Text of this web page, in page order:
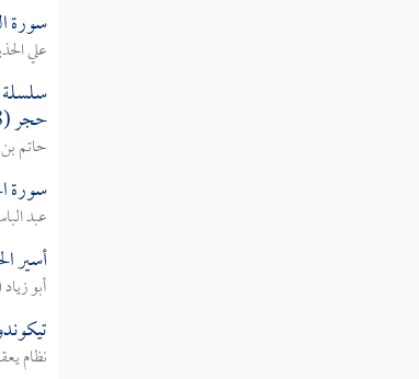
سورة
علي
حجر (28)
حاتم
سورة
عبد
أسير
أبو
نظام